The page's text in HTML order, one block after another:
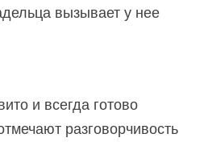
вызывает у нее
и всегда готово
разговорчивость